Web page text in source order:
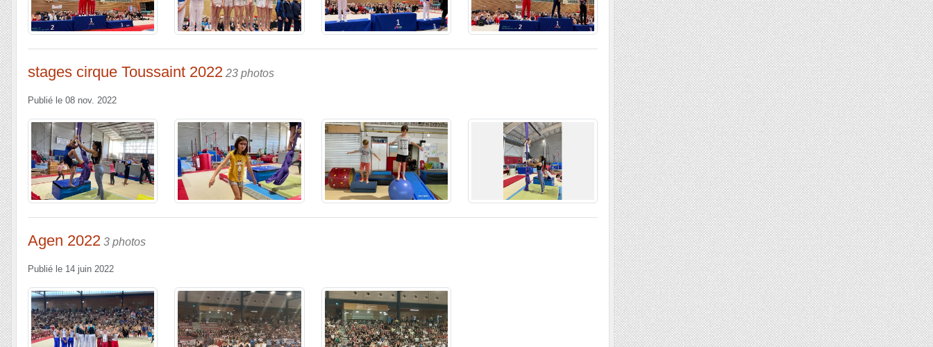
stages cirque Toussaint 2022 23 photos
Publié le 08 nov. 2022
Agen 2022 3 photos
Publié le 14 juin 2022